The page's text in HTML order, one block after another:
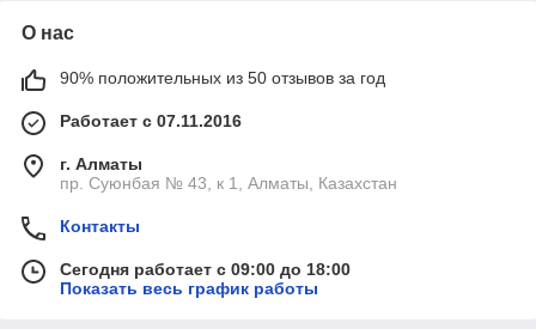
О нас
90% положительных из 50 отзывов за год
Работает с 07.11.2016
г. Алматы
пр. Суюнбая № 43, к 1, Алматы, Казахстан
Контакты
Сегодня работает с 09:00 до 18:00
Показать весь график работы